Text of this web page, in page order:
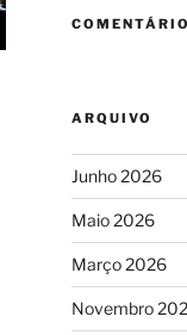
ARQUIVO
Junho 2026
Maio 2026
Março 2026
Novembro